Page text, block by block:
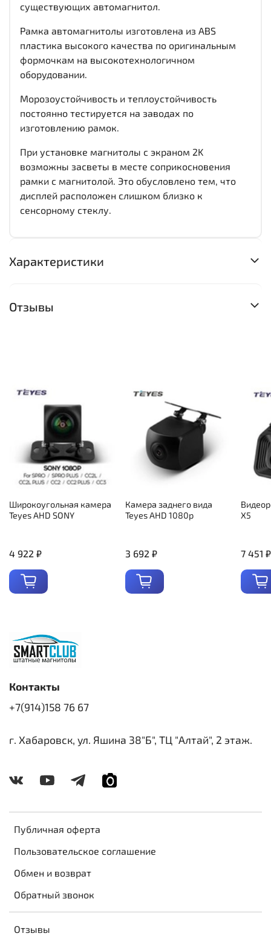
существующих автомагнитол.
Рамка автомагнитолы изготовлена из ABS
пластика высокого качества по оригинальным
формочкам на высокотехнологичном
оборудовании.
Морозоустойчивость и теплоустойчивость
постоянно тестируется на заводах по
изготовлению рамок.
При установке магнитолы с экраном 2K
возможны засветы в месте соприкосновения
рамки с магнитолой. Это обусловлено тем, что
дисплей расположен слишком близко к
сенсорному стеклу.
Характеристики
Отзывы
Широкоугольная камера
Teyes AHD SONY
4 922 ₽
Камера заднего вида
Teyes AHD 1080p
3 692 ₽
X5
7 451 ₽
Публичная оферта
Пользовательское соглашение
Обмен и возврат
Обратный звонок
Отзывы
Контакты
+7(914)158 76 67
г. Хабаровск, ул. Яшина 38"Б", ТЦ "Алтай", 2 этаж.